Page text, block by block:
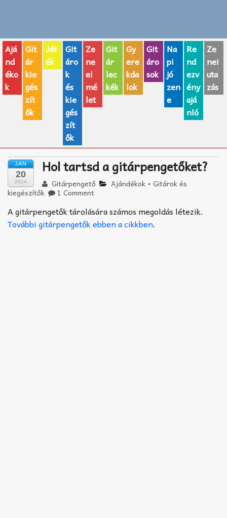
AJÁNDÉK ÖTLETEK
Vicces
GITÁR MÁRKÁK
TOP100 nóta
Zeneiskolák
Zeneszerzés alapjai
Akkord-kotta
Ajá
nd
éko
k
Git
ár
kie
gés
zít
ők
Ját
ék
Git
áro
k
és
kie
gés
zít
ők
Ze
ne
el
mé
let
Git
ár
lec
kék
Gy
ere
kda
lok
Git
áro
sok
Na
pi
jó
zen
e
Re
nd
ezv
ény
ajá
nló
Ze
nei
uta
zás
JAN
20
2014
Hol tartsd a gitárpengetőket?
Gitárpengető Ajándékok •Gitárok és
kiegészítők
1 Comment
A gitárpengetők tárolására számos megoldás létezik.
További gitárpengetők ebben a cikkben.